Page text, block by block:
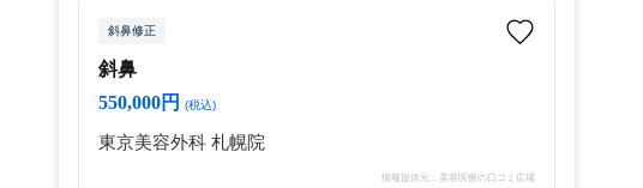
斜鼻修正
斜鼻
550,000円
(税込)
東京美容外科 札幌院
情報提供元：美容医療の口コミ広場